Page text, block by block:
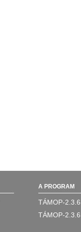
A PROGRAM
TÁMOP-
TÁMOP-